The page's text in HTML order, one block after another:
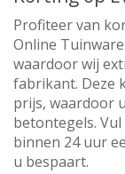
Profiteer van
Online
waardoor wij
fabrikant. Deze
prijs, waardoor
betontegels.
binnen 24 uur
u bespaart.